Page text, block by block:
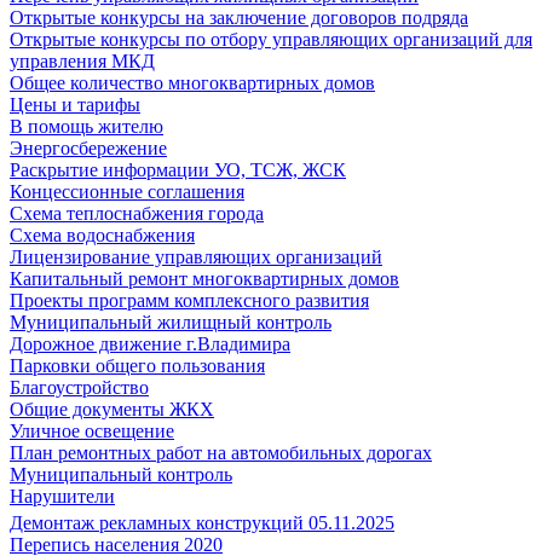
Открытые конкурсы на заключение договоров подряда
Открытые конкурсы по отбору управляющих организаций для
управления МКД
Общее количество многоквартирных домов
Цены и тарифы
В помощь жителю
Энергосбережение
Раскрытие информации УО, ТСЖ, ЖСК
Концессионные соглашения
Схема теплоснабжения города
Схема водоснабжения
Лицензирование управляющих организаций
Капитальный ремонт многоквартирных домов
Проекты программ комплексного развития
Муниципальный жилищный контроль
Дорожное движение г.Владимира
Парковки общего пользования
Благоустройство
Общие документы ЖКХ
Уличное освещение
План ремонтных работ на автомобильных дорогах
Муниципальный контроль
Нарушители
Демонтаж рекламных конструкций 05.11.2025
Перепись населения 2020